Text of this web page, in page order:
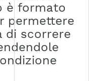
è formato
permettere
di scorrere